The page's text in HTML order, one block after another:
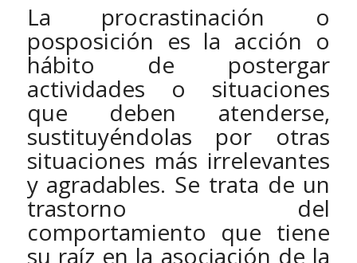
La procrastinación o
posposición es la acción o
hábito de postergar
actividades o situaciones
que deben atenderse,
sustituyéndolas por otras
situaciones más irrelevantes
y agradables. Se trata de un
trastorno del
comportamiento que tiene
su raíz en la asociación de la